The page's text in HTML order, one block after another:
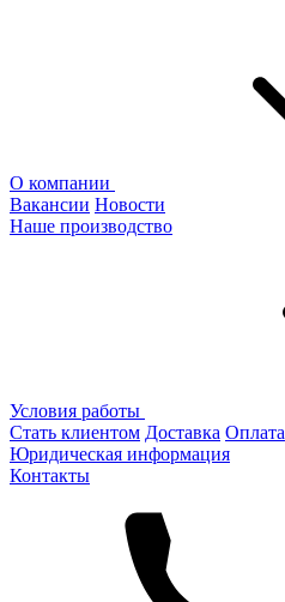
О компании
Вакансии Новости
Наше производство
Условия работы
Стать клиентом Доставка Оплата
Юридическая информация
Контакты